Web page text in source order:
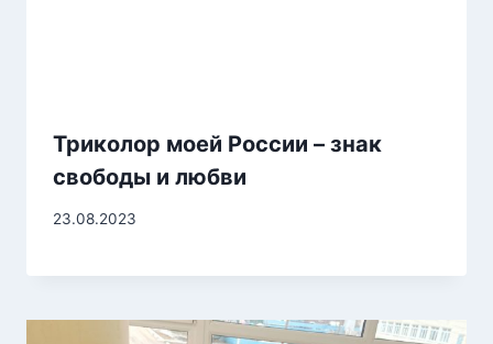
Триколор моей России – знак
свободы и любви
23.08.2023